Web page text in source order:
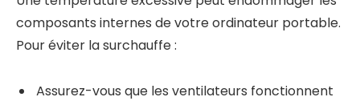
composants internes de votre ordinateur portable.
Pour éviter la surchauffe :
Assurez-vous que les ventilateurs fonctionnent